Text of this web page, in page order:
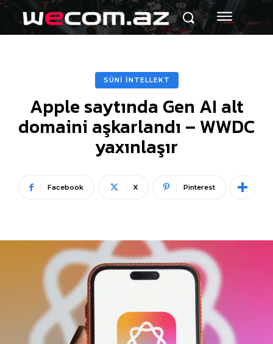
SÜNİ İNTELLEKT
Apple saytında Gen AI alt
domaini aşkarlandı – WWDC
yaxınlaşır
Facebook X Pinterest